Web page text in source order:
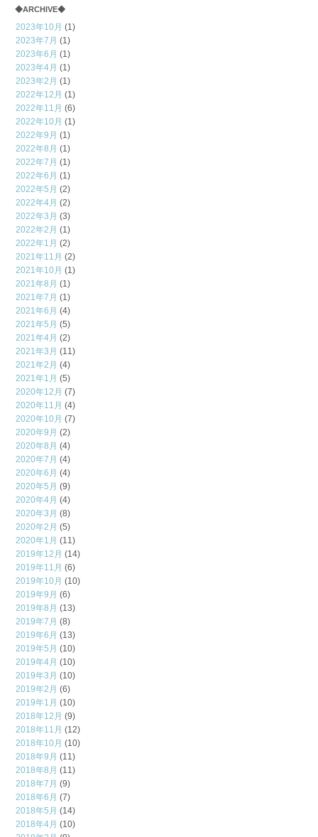
◆ARCHIVE◆
2023年10月 (1)
2023年7月 (1)
2023年6月 (1)
2023年4月 (1)
2023年2月 (1)
2022年12月 (1)
2022年11月 (6)
2022年10月 (1)
2022年9月 (1)
2022年8月 (1)
2022年7月 (1)
2022年6月 (1)
2022年5月 (2)
2022年4月 (2)
2022年3月 (3)
2022年2月 (1)
2022年1月 (2)
2021年11月 (2)
2021年10月 (1)
2021年8月 (1)
2021年7月 (1)
2021年6月 (4)
2021年5月 (5)
2021年4月 (2)
2021年3月 (11)
2021年2月 (4)
2021年1月 (5)
2020年12月 (7)
2020年11月 (4)
2020年10月 (7)
2020年9月 (2)
2020年8月 (4)
2020年7月 (4)
2020年6月 (4)
2020年5月 (9)
2020年4月 (4)
2020年3月 (8)
2020年2月 (5)
2020年1月 (11)
2019年12月 (14)
2019年11月 (6)
2019年10月 (10)
2019年9月 (6)
2019年8月 (13)
2019年7月 (8)
2019年6月 (13)
2019年5月 (10)
2019年4月 (10)
2019年3月 (10)
2019年2月 (6)
2019年1月 (10)
2018年12月 (9)
2018年11月 (12)
2018年10月 (10)
2018年9月 (11)
2018年8月 (11)
2018年7月 (9)
2018年6月 (7)
2018年5月 (14)
2018年4月 (10)